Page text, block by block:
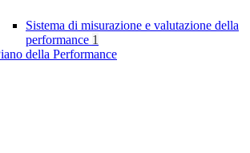
Sistema di misurazione e valutazione della
performance 1
della Performance